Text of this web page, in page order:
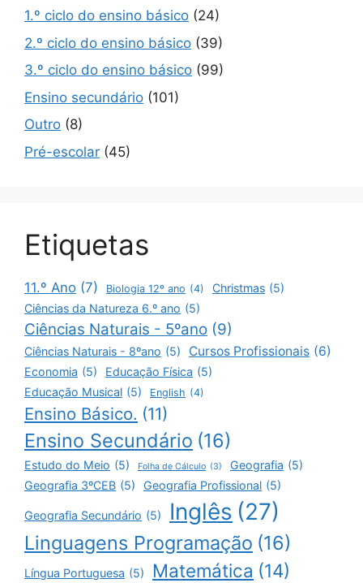
1.º ciclo do ensino básico (24)
2.º ciclo do ensino básico (39)
3.º ciclo do ensino básico (99)
Ensino secundário (101)
Outro (8)
Pré-escolar (45)
Etiquetas
11.º Ano (7) Biologia 12º ano (4) Christmas (5)
Ciências da Natureza 6.º ano (5)
Ciências Naturais - 5ºano (9)
Ciências Naturais - 8ºano (5) Cursos Profissionais (6)
Economia (5) Educação Física (5)
Educação Musical (5) English (4)
Ensino Básico. (11)
Ensino Secundário (16)
Estudo do Meio (5) Folha de Cálculo (3) Geografia (5)
Geografia 3ºCEB (5) Geografia Profissional (5)
Geografia Secundário (5) Inglês (27)
Linguagens Programação (16)
Língua Portuguesa (5) Matemática (14)